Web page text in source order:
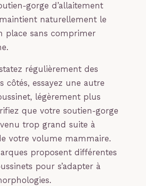
gorge d’allaitement
naturellement le
place sans comprimer
régulièrement des
côtés, essayez une autre
légèrement plus
que votre soutien-gorge
trop grand suite à
votre volume mammaire.
proposent différentes
pour s’adapter à